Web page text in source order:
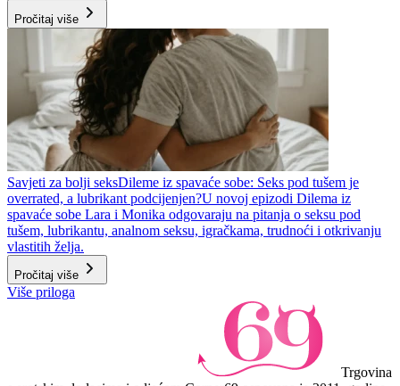
Pročitaj više
Savjeti za bolji seksDileme iz spavaće sobe: Seks pod tušem je
overrated, a lubrikant podcijenjen?U novoj epizodi Dilema iz
spavaće sobe Lara i Monika odgovaraju na pitanja o seksu pod
tušem, lubrikantu, analnom seksu, igračkama, trudnoći i otkrivanju
vlastitih želja.
Pročitaj više
Više priloga
Trgovina